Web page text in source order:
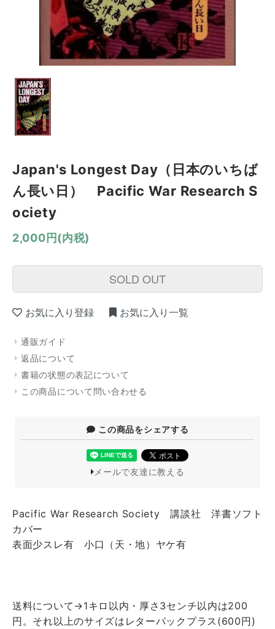
Japan's Longest Day（日本のいちば
ん長い日） Pacific War Research S
ociety
2,000円(内税)
SOLD OUT
お気に入り登録 お気に入り一覧
通販ガイド
返品について
書籍の状態の表記について
この商品について問い合わせる
この商品をシェアする
メールで友達に教える
Pacific War Research Society 講談社 洋書ソフト
カバー
表面少スレ有 小口（天・地）ヤケ有
送料について→1キロ以内・厚さ3センチ以内は200
円。それ以上のサイズはレターパックプラス(600円)